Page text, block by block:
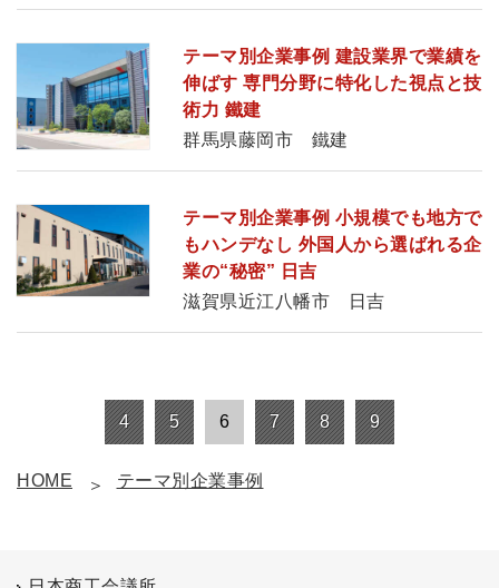
テーマ別企業事例 建設業界で業績を
伸ばす 専門分野に特化した視点と技
術力 鐵建
群馬県藤岡市 鐵建
テーマ別企業事例 小規模でも地方で
もハンデなし 外国人から選ばれる企
業の“秘密” 日吉
滋賀県近江八幡市 日吉
4 5 6 7 8 9
HOME テーマ別企業事例